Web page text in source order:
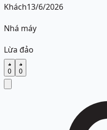
Khách13/6/2026
Nhá máy
Lừa đảo
0 0